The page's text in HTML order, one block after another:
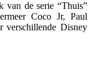
van de serie “Thuis”
Coco Jr, Paul
Disney